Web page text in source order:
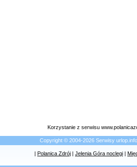
Korzystanie z serwisu
Copyright © 2004-2026 Serwisy
| Polanica Zdrój | Jelenia Góra noclegi |